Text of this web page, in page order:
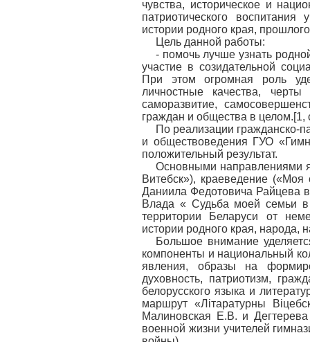
чувства, историческое и
патриотического
истории родного края,
Цель данной работы:
- помочь лучше узнать
участие в созидательной
При этом огромная роль
личностные качества,
саморазвитие,
граждан и общества в целом.[1,
По реализации гражданско-
и обществоведения ГУО
положительный результат.
Основными направлениями
Витебск»), краеведение
Даниила Федотовича Райцева
Влада « Судьба моей семьи в
территории Беларуси от
истории родного края, народа,
Большое внимание
компоненты и национальный
явления, образы на
духовность, патриотизм,
белорусского языка и
маршрут «Літаратурны
Малиновская Е.В. и
военной жизни учителей